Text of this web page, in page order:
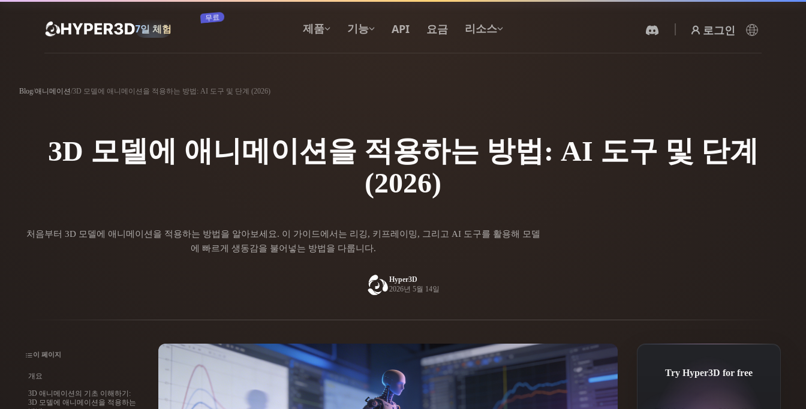
구독 제품 기능 API 요금 리소스 로그인
시 변환.
AI 이미지 생성기 API
우리의 크리에이티브 AI를 앱이나 워크플
로에 연결하세요.
AI 이미지 리믹스 AI 텍스처 생성기
AI HDRI 생성기
3D 모델 검색 엔진
스토리 연구 블로그
Game
Character
Metaverse
Jewelry
Design
Mechanical
Engineering
플러그인
Blog/애니메이션/3D 모델에 애니메이션을 적용하는 방법: AI 도구 및 단계 (2026)
3D 모델에 애니메이션을 적용하는 방법: AI 도구 및 단계
(2026)
처음부터 3D 모델에 애니메이션을 적용하는 방법을 알아보세요. 이 가이드에서는 리깅, 키프레이밍, 그리고 AI 도구를 활용해 모델
에 빠르게 생동감을 불어넣는 방법을 다룹니다.
Hyper3D
2026년 5월 14일
이 페이지
개요
3D 애니메이션의 기초 이해하기:
3D 모델에 애니메이션을 적용하는
Try Hyper3D for free